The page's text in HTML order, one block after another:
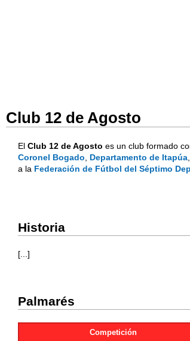
Club 12 de Agosto
El Club 12 de Agosto es un club formado
Coronel Bogado
Departamento de Itapúa
a la Federación de Fútbol del Séptimo
Historia
[...]
Palmarés
Competición